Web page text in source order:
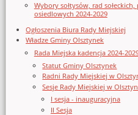
Wybory sołtysów, rad
osiedlowych 2024-2029
Ogłoszenia Biura Rady Miejskiej
Władze Gminy Olsztynek
Rada Miejska kadencja 2024-
Statut Gminy Olsztynek
Radni Rady Miejskiej w
Sesje Rady Miejskiej w
I sesja - inauguracyjna
II Sesja